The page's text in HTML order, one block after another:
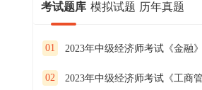
考试题库 模拟试题 历年真题
01
02